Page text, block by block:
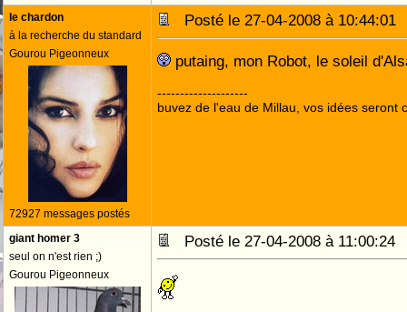
le chardon
à la recherche du standard
Gourou Pigeonneux
72927 messages postés
Posté le 27-04-2008 à
putaing, mon Robot, le soleil
--------------------
buvez de l'eau de Millau, vos idées seront
giant homer 3
seul on n'est rien ;)
Gourou Pigeonneux
Posté le 27-04-2008 à